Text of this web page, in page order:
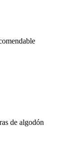
de algodón